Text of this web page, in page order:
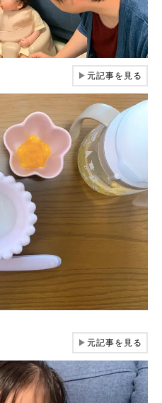
▶元記事を見る
▶元記事を見る